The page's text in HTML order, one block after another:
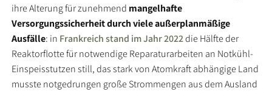
ihre Alterung für zunehmend mangelhafte
Versorgungssicherheit durch viele außerplanmäßige
Ausfälle: in Frankreich stand im Jahr 2022die Hälfte der
Reaktorflotte für notwendige Reparaturarbeiten an Notkühl-
Einspeisstutzen still, das stark von Atomkraft abhängige Land
musste notgedrungen große Strommengen aus dem Ausland